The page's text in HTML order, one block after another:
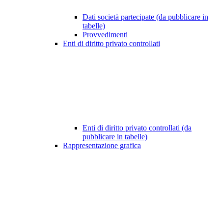
Dati società partecipate (da pubblicare in
tabelle)
Provvedimenti
Enti di diritto privato controllati
Enti di diritto privato controllati (da
pubblicare in tabelle)
Rappresentazione grafica